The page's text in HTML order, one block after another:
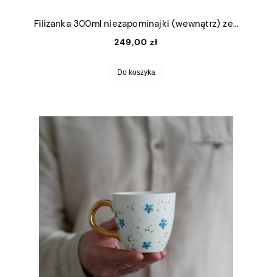
Filiżanka 300ml niezapominajki (wewnątrz) ze złotym uszkiem + talerzyk 15cm
249,00 zł
Do koszyka